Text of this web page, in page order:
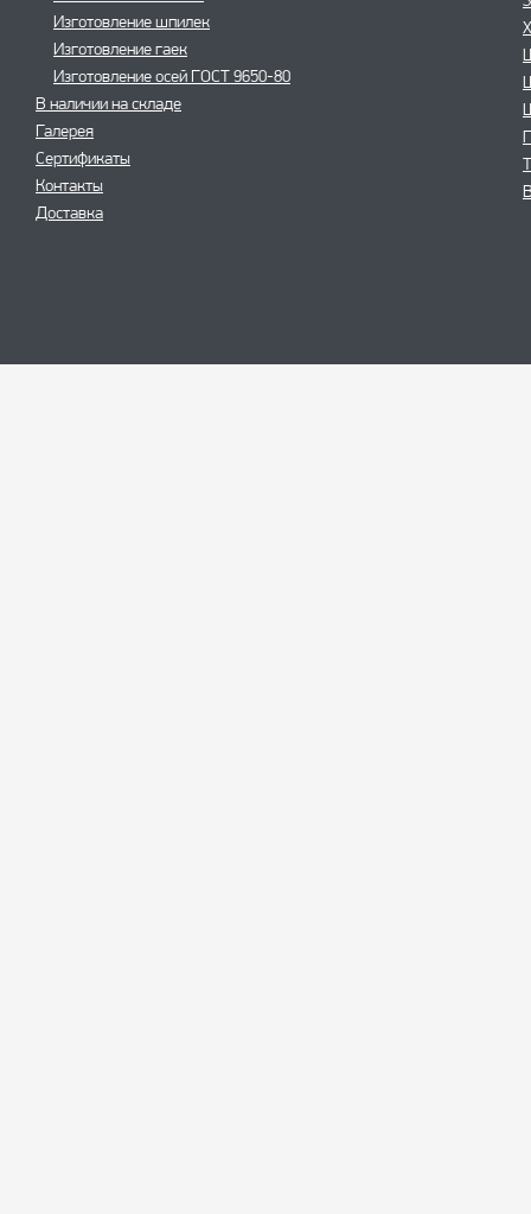
Изготовление шпилек
Изготовление гаек
Изготовление осей ГОСТ 9650-80
В наличии на складе
Галерея
Сертификаты
Контакты
Доставка